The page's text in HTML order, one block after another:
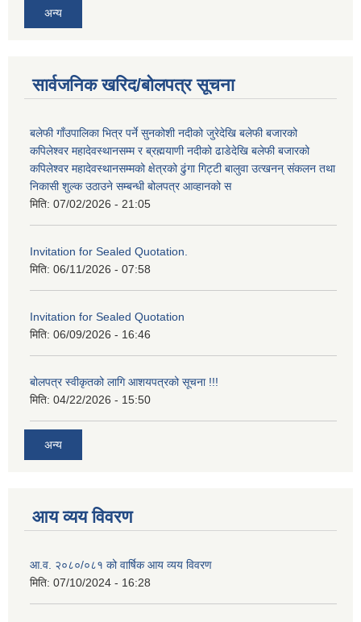
अन्य
सार्वजनिक खरिद/बोलपत्र सूचना
बलेफी गाँउपालिका भित्र पर्ने सुनकोशी नदीको जुरेदेखि बलेफी बजारको
कपिलेश्वर महादेवस्थानसम्म र ब्रह्मयाणी नदीको ढाडेदेखि बलेफी बजारको
कपिलेश्वर महादेवस्थानसम्मको क्षेत्रको ढुंगा गिट्टी बालुवा उत्खनन् संकलन तथा
निकासी शुल्क उठाउने सम्बन्धी बोलपत्र आव्हानको स
मिति: 07/02/2026 - 21:05
Invitation for Sealed Quotation.
मिति: 06/11/2026 - 07:58
Invitation for Sealed Quotation
मिति: 06/09/2026 - 16:46
बोलपत्र स्वीकृतको लागि आशयपत्रको सूचना !!!
मिति: 04/22/2026 - 15:50
अन्य
आय व्यय विवरण
आ.व. २०८०/०८१ को वार्षिक आय व्यय विवरण
मिति: 07/10/2024 - 16:28